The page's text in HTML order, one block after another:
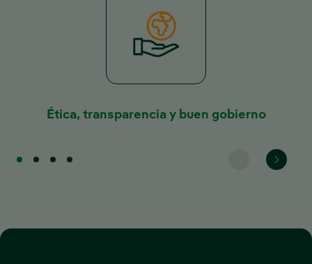
Ética, transparencia y buen gobierno